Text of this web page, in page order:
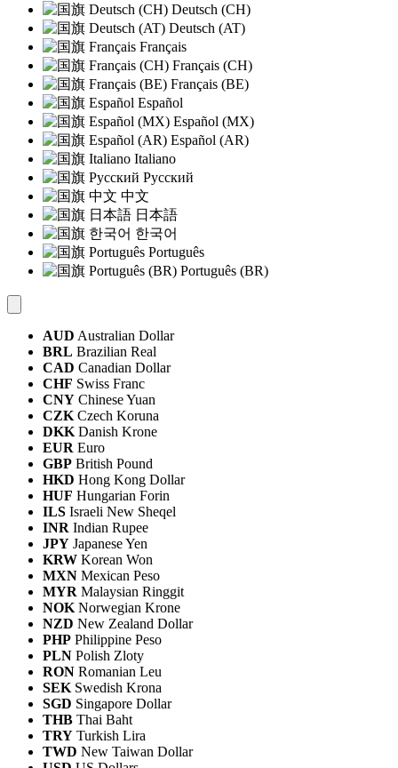
Deutsch (CH)
Deutsch (AT)
Français
Français (CH)
Français (BE)
Español
Español (MX)
Español (AR)
Italiano
Русский
中文
日本語
한국어
Português
Português (BR)
AUD Australian Dollar
BRL Brazilian Real
CAD Canadian Dollar
CHF Swiss Franc
CNY Chinese Yuan
CZK Czech Koruna
DKK Danish Krone
EUR Euro
GBP British Pound
HKD Hong Kong Dollar
HUF Hungarian Forin
ILS Israeli New Sheqel
INR Indian Rupee
JPY Japanese Yen
KRW Korean Won
MXN Mexican Peso
MYR Malaysian Ringgit
NOK Norwegian Krone
NZD New Zealand Dollar
PHP Philippine Peso
PLN Polish Zloty
RON Romanian Leu
SEK Swedish Krona
SGD Singapore Dollar
THB Thai Baht
TRY Turkish Lira
TWD New Taiwan Dollar